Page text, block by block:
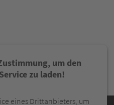
um den
zu laden!
eines Drittanbieters, um